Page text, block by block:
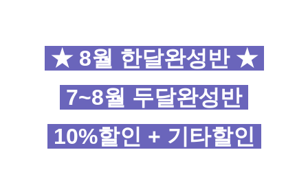
★ 8월 한달완성반 ★
7~8월 두달완성반
10%할인 + 기타할인